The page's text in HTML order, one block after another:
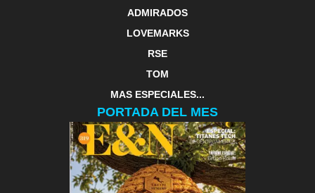
ADMIRADOS
LOVEMARKS
RSE
TOM
MAS ESPECIALES...
PORTADA DEL MES